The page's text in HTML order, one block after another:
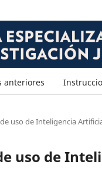
anteriores
uso de Inteligencia
uso de